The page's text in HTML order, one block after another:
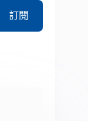
訂閱